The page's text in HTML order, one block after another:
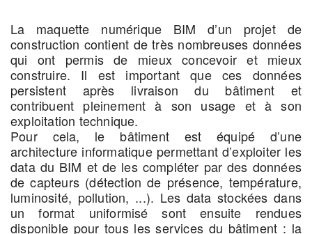
La maquette numérique BIM d’un projet de
construction contient de très nombreuses données
qui ont permis de mieux concevoir et mieux
construire. Il est important que ces données
persistent après livraison du bâtiment et
contribuent pleinement à son usage et à son
exploitation technique.
Pour cela, le bâtiment est équipé d’une
architecture informatique permettant d’exploiter les
data du BIM et de les compléter par des données
de capteurs (détection de présence, température,
luminosité, pollution, ...). Les data stockées dans
un format uniformisé sont ensuite rendues
disponible pour tous les services du bâtiment : la